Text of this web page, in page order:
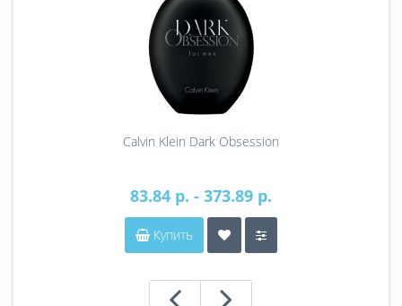
Calvin Klein Dark Obsession
83.84 р. - 373.89 р.
Купить